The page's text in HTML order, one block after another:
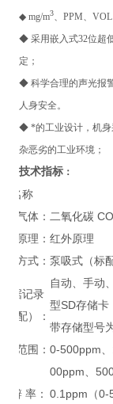
◆ mg/m3、PPM、
◆ 采用嵌入式32位超
定；
◆ 科学合理的声光报
人身安全。
◆ *的工业设计，机身
杂恶劣的工业环境；
技术指标：
名称
测气体： 二氧化碳
测原理： 红外原理
测方式： 泵吸式（标
数据记录
选配）：
自动、手动
型SD存储卡
带存储型号
量范围： 0-500ppm
00ppm、
辨 率： 0.1ppm（0-